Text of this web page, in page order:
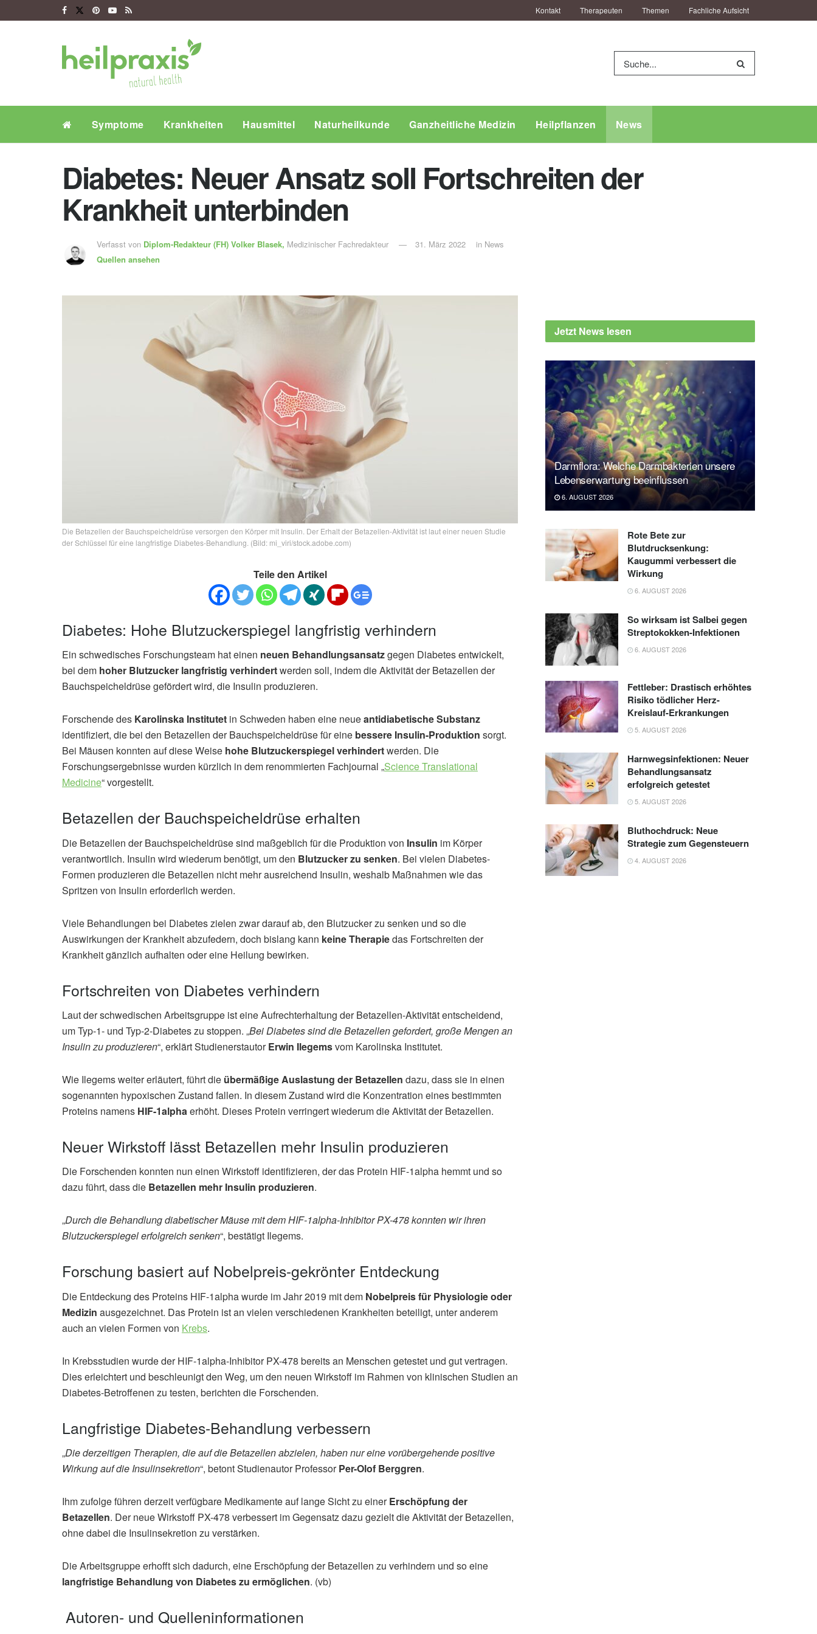
Kontakt Therapeuten Themen Fachliche Aufsicht
Symptome Krankheiten Hausmittel Naturheilkunde Ganzheitliche Medizin Heilpflanzen News
Diabetes: Neuer Ansatz soll Fortschreiten der
Krankheit unterbinden
Verfasst von Diplom-Redakteur (FH) Volker Blasek, Medizinischer Fachredakteur
Quellen ansehen
31. März 2022 in News
Die Betazellen der Bauchspeicheldrüse versorgen den Körper mit Insulin. Der Erhalt der Betazellen-Aktivität ist laut einer neuen Studie
der Schlüssel für eine langfristige Diabetes-Behandlung. (Bild: mi_viri/stock.adobe.com)
Teile den Artikel
Diabetes: Hohe Blutzuckerspiegel langfristig verhindern
Ein schwedisches Forschungsteam hat einen neuen Behandlungsansatzgegen Diabetes entwickelt,
bei dem hoher Blutzucker langfristig verhindertwerden soll, indem die Aktivität der Betazellen der
Bauchspeicheldrüse gefördert wird, die Insulin produzieren.
Forschende des Karolinska Institutet in Schweden haben eine neueantidiabetische Substanz
identifiziert, die bei den Betazellen der Bauchspeicheldrüse für eine bessere Insulin-Produktion sorgt.
Bei Mäusen konnten auf diese Weise hohe Blutzuckerspiegel verhindertwerden. Die
Forschungsergebnisse wurden kürzlich in dem renommierten Fachjournal „Science Translational
Medicine“ vorgestellt.
Betazellen der Bauchspeicheldrüse erhalten
Die Betazellen der Bauchspeicheldrüse sind maßgeblich für die Produktion von Insulin im Körper
verantwortlich. Insulin wird wiederum benötigt, um den Blutzucker zu senken. Bei vielen Diabetes-
Formen produzieren die Betazellen nicht mehr ausreichend Insulin, weshalb Maßnahmen wie das
Spritzen von Insulin erforderlich werden.
Viele Behandlungen bei Diabetes zielen zwar darauf ab, den Blutzucker zu senken und so die
Auswirkungen der Krankheit abzufedern, doch bislang kann keine Therapiedas Fortschreiten der
Krankheit gänzlich aufhalten oder eine Heilung bewirken.
Fortschreiten von Diabetes verhindern
Laut der schwedischen Arbeitsgruppe ist eine Aufrechterhaltung der Betazellen-Aktivität entscheidend,
um Typ-1- und Typ-2-Diabetes zu stoppen. „Bei Diabetes sind die Betazellen gefordert, große Mengen an
Insulin zu produzieren“, erklärt StudienerstautorErwin Ilegemsvom Karolinska Institutet.
Wie Ilegems weiter erläutert, führt die übermäßige Auslastung der Betazellen dazu, dass sie in einen
sogenannten hypoxischen Zustand fallen. In diesem Zustand wird die Konzentration eines bestimmten
Proteins namens HIF-1alphaerhöht. Dieses Protein verringert wiederum die Aktivität der Betazellen.
Neuer Wirkstoff lässt Betazellen mehr Insulin produzieren
Die Forschenden konnten nun einen Wirkstoff identifizieren, der das Protein HIF-1alpha hemmt und so
dazu führt, dass die Betazellen mehr Insulin produzieren.
„Durch die Behandlung diabetischer Mäuse mit dem HIF-1alpha-Inhibitor PX-478 konnten wir ihren
Blutzuckerspiegel erfolgreich senken“, bestätigt Ilegems.
Forschung basiert auf Nobelpreis-gekrönter Entdeckung
Die Entdeckung des Proteins HIF-1alpha wurde im Jahr 2019 mit dem Nobelpreis für Physiologie oder
Medizin ausgezeichnet. Das Protein ist an vielen verschiedenen Krankheiten beteiligt, unter anderem
auch an vielen Formen von Krebs.
In Krebsstudien wurde der HIF-1alpha-Inhibitor PX-478 bereits an Menschen getestet und gut vertragen.
Dies erleichtert und beschleunigt den Weg, um den neuen Wirkstoff im Rahmen von klinischen Studien an
Diabetes-Betroffenen zu testen, berichten die Forschenden.
Langfristige Diabetes-Behandlung verbessern
„Die derzeitigen Therapien, die auf die Betazellen abzielen, haben nur eine vorübergehende positive
Wirkung auf die Insulinsekretion“, betont Studienautor ProfessorPer-Olof Berggren.
Ihm zufolge führen derzeit verfügbare Medikamente auf lange Sicht zu einerErschöpfung der
Betazellen. Der neue Wirkstoff PX-478 verbessert im Gegensatz dazu gezielt die Aktivität der Betazellen,
ohne dabei die Insulinsekretion zu verstärken.
Die Arbeitsgruppe erhofft sich dadurch, eine Erschöpfung der Betazellen zu verhindern und so eine
langfristige Behandlung von Diabetes zu ermöglichen. (vb)
Autoren- und Quelleninformationen
Jetzt News lesen
Darmflora: Welche Darmbakterien unsere
Lebenserwartung beeinflussen
6. AUGUST 2026
Rote Bete zur
Blutdrucksenkung:
Kaugummi verbessert die
Wirkung
6. AUGUST 2026
So wirksam ist Salbei gegen
Streptokokken-Infektionen
6. AUGUST 2026
Fettleber: Drastisch erhöhtes
Risiko tödlicher Herz-
Kreislauf-Erkrankungen
5. AUGUST 2026
Harnwegsinfektionen: Neuer
Behandlungsansatz
erfolgreich getestet
5. AUGUST 2026
Bluthochdruck: Neue
Strategie zum Gegensteuern
4. AUGUST 2026